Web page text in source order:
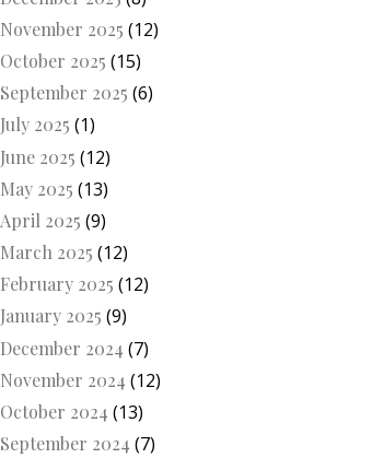
November 2025 (12)
October 2025 (15)
September 2025 (6)
July 2025 (1)
June 2025 (12)
May 2025 (13)
April 2025 (9)
March 2025 (12)
February 2025 (12)
January 2025 (9)
December 2024 (7)
November 2024 (12)
October 2024 (13)
September 2024 (7)